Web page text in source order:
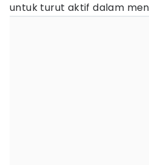
untuk turut aktif dalam